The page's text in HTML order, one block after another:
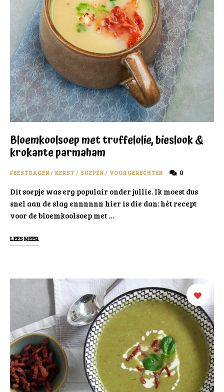
Bloemkoolsoep met truffelolie, bieslook &
krokante parmaham
FEESTDAGEN / KERST / SOEPEN / VOORGERECHTEN 0
Dit soepje was erg populair onder jullie. Ik moest dus
snel aan de slag ennnnnn hier is die dan: hét recept
voor de bloemkoolsoep met …
LEES MEER